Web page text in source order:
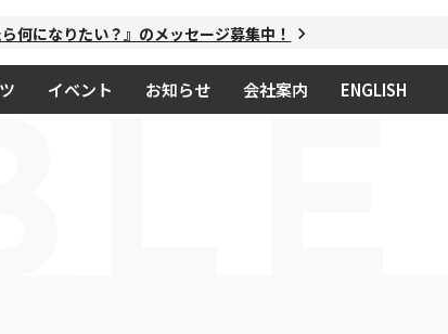
イベント お知らせ 会社案内 ENGLISH
りたい？』のメッセージ募集中！